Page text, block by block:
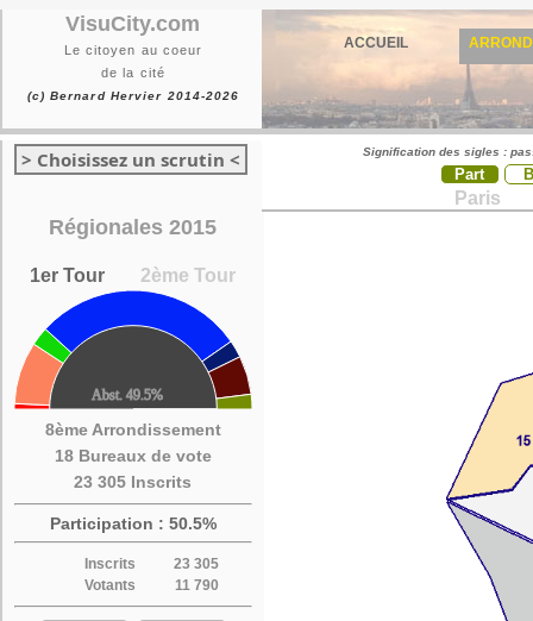
VisuCity.com
Le citoyen au coeur
de la cité
(c) Bernard Hervier 2014-2026
ACCUEIL
> Choisissez un scrutin <
Régionales 2015
1er Tour 2ème Tour
8ème Arrondissement
18 Bureaux de vote
23 305 Inscrits
Participation : 50.5%
Inscrits
23 305
Votants
11 790
Signification des sigles :
Part
Paris